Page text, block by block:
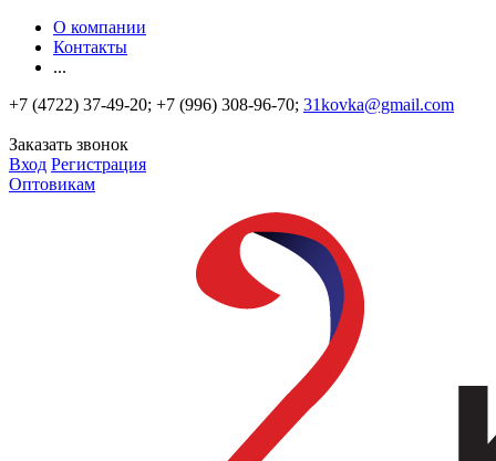
О компании
Контакты
...
+7 (4722) 37-49-20; +7 (996) 308-96-70; 31kovka@gmail.com
Заказать звонок
Вход Регистрация
Оптовикам